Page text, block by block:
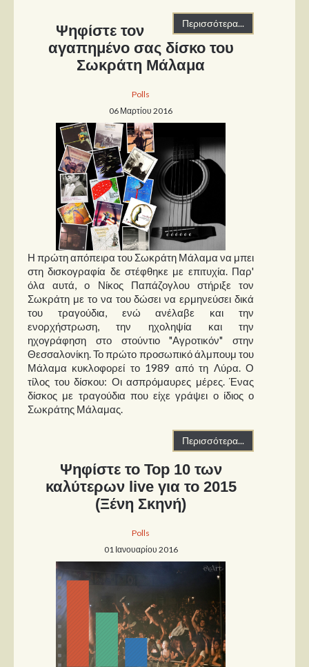
Blog
Περισσότερα...
Ψηφίστε τον
αγαπημένο σας δίσκο του
Σωκράτη Μάλαμα
Polls
06 Μαρτίου 2016
Η πρώτη απόπειρα του Σωκράτη Μάλαμα να μπει
στη δισκογραφία δε στέφθηκε με επιτυχία. Παρ'
όλα αυτά, ο Νίκος Παπάζογλου στήριξε τον
Σωκράτη με το να του δώσει να ερμηνεύσει δικά
του τραγούδια, ενώ ανέλαβε και την
ενορχήστρωση, την ηχοληψία και την
ηχογράφηση στο στούντιο "Αγροτικόν" στην
Θεσσαλονίκη. Το πρώτο προσωπικό άλμπουμ του
Μάλαμα κυκλοφορεί το 1989 από τη Λύρα. Ο
τίλος του δίσκου: Οι ασπρόμαυρες μέρες. Ένας
δίσκος με τραγούδια που είχε γράψει ο ίδιος ο
Σωκράτης Μάλαμας.
Περισσότερα...
Ψηφίστε το Top 10 των
καλύτερων live για το 2015
(Ξένη Σκηνή)
Polls
01 Ιανουαρίου 2016